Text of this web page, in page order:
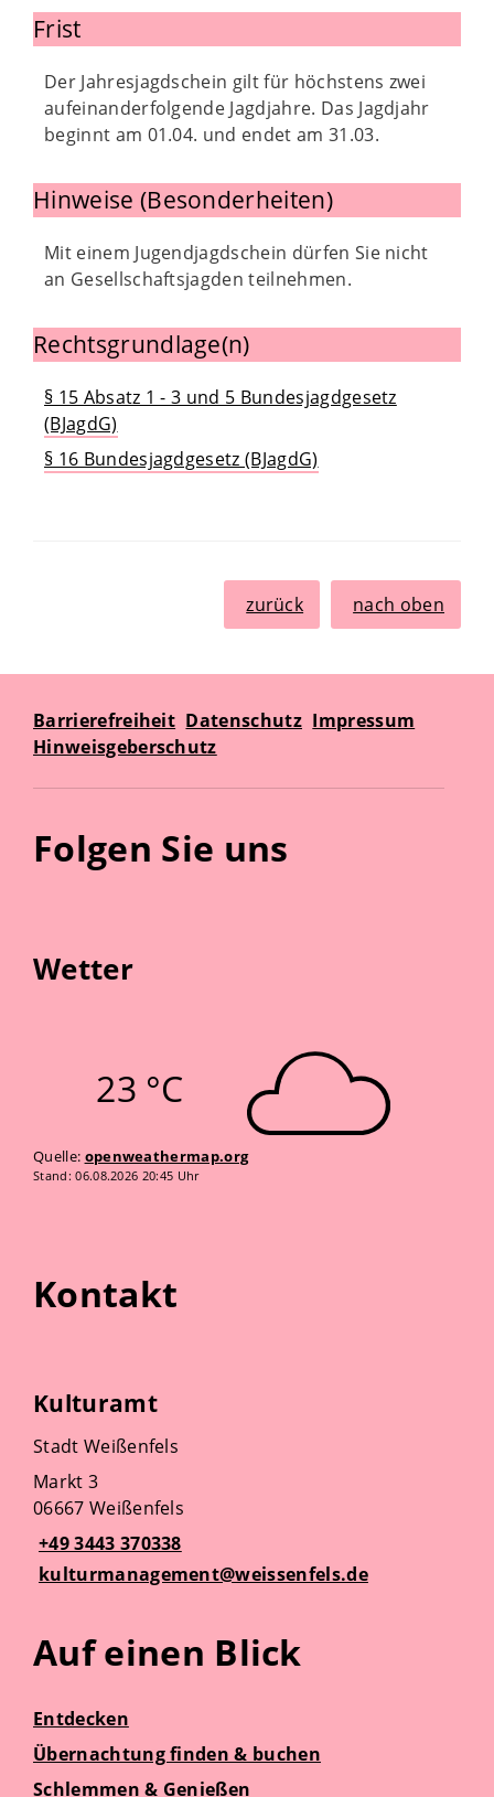
Frist
Der Jahresjagdschein gilt für höchstens zwei
aufeinanderfolgende Jagdjahre. Das Jagdjahr
beginnt am 01.04. und endet am 31.03.
Hinweise (Besonderheiten)
Mit einem Jugendjagdschein dürfen Sie nicht
an Gesellschaftsjagden teilnehmen.
Rechtsgrundlage(n)
§ 15 Absatz 1 - 3 und 5 Bundesjagdgesetz
(BJagdG)
§ 16 Bundesjagdgesetz (BJagdG)
zurück nach oben
Barrierefreiheit Datenschutz Impressum
Hinweisgeberschutz
Folgen Sie uns
Wetter
23 °C
Quelle: openweathermap.org
Stand: 06.08.2026 20:45 Uhr
Kontakt
Kulturamt
Stadt Weißenfels
Markt 3
06667 Weißenfels
+49 3443 370338
kulturmanagement@weissenfels.de
Auf einen Blick
Entdecken
Übernachtung finden & buchen
Schlemmen & Genießen